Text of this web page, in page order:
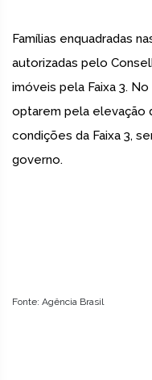
Famílias enquadradas
autorizadas pelo
imóveis pela Faixa 3.
optarem pela elevação
condições da Faixa 3,
governo.
Fonte: Agência Brasil